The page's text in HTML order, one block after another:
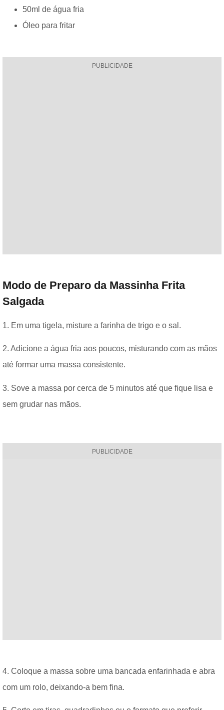
50ml de água fria
Óleo para fritar
PUBLICIDADE
Modo de Preparo da Massinha Frita
Salgada
1. Em uma tigela, misture a farinha de trigo e o sal.
2. Adicione a água fria aos poucos, misturando com as mãos
até formar uma massa consistente.
3. Sove a massa por cerca de 5 minutos até que fique lisa e
sem grudar nas mãos.
PUBLICIDADE
4. Coloque a massa sobre uma bancada enfarinhada e abra
com um rolo, deixando-a bem fina.